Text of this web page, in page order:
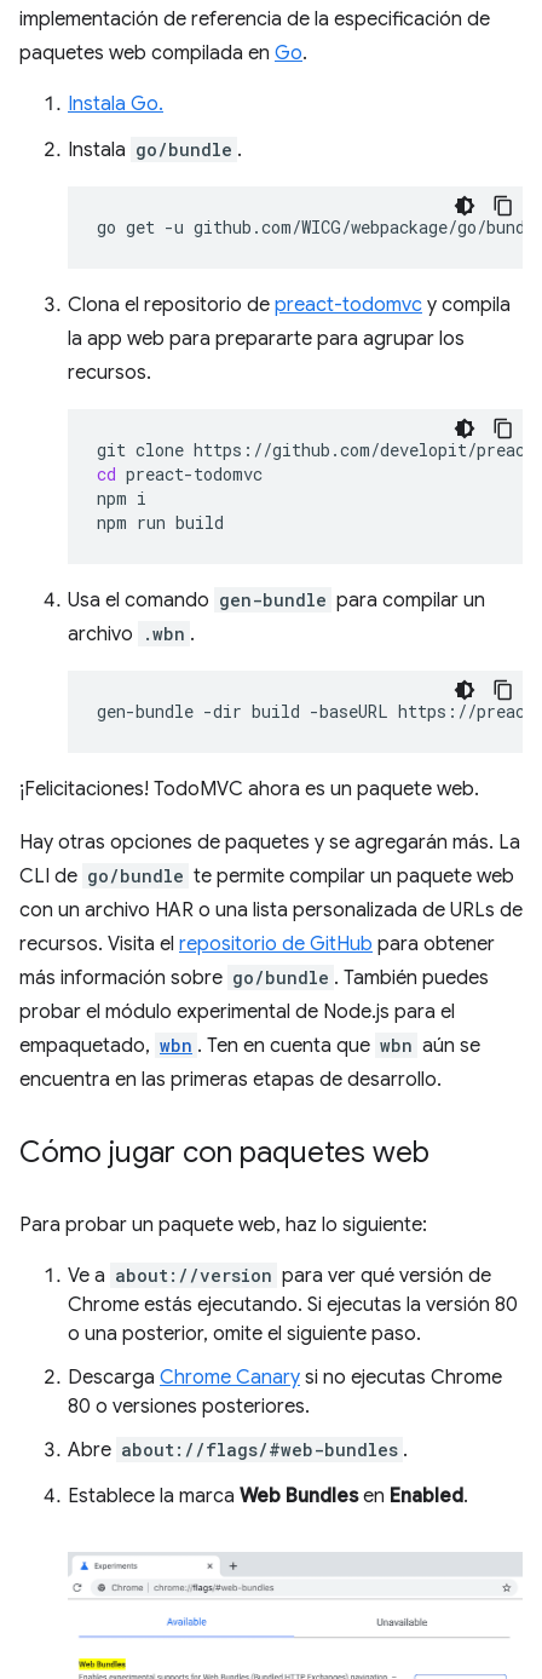
implementación de referencia de la especificación de
paquetes web compilada en Go.
Instala Go.
Instala go/bundle .
go get -u
Clona el repositorio de preact-todomvc y compila
la app web para prepararte para agrupar los
recursos.
git clone
cd preact-todomvc
npm i
npm run
Usa el comando gen-bundle para compilar un
archivo
.wbn .
gen-bundle -dir build -baseURL https://preact-
¡Felicitaciones! TodoMVC ahora es un paquete web.
Hay otras opciones de paquetes y se agregarán más. La
CLI de go/bundle te permite compilar un paquete web
con un archivo HAR o una lista personalizada de URLs de
recursos. Visita el repositorio de GitHub para obtener
más información sobre go/bundle . También puedes
probar el módulo experimental de Node.js para el
empaquetado, wbn . Ten en cuenta que wbn aún se
encuentra en las primeras etapas de desarrollo.
Cómo jugar con paquetes web
Para probar un paquete web, haz lo siguiente:
Ve a about://version para ver qué versión de
Chrome estás ejecutando. Si ejecutas la versión 80
o una posterior, omite el siguiente paso.
Descarga Chrome Canary si no ejecutas Chrome
80 o versiones posteriores.
Abre about://flags/#web-bundles .
Establece la marca Web Bundlesen Enabled.